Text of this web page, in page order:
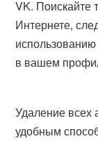
VK. Поискайте
Интернете,
в вашем
Удаление всех
удобным